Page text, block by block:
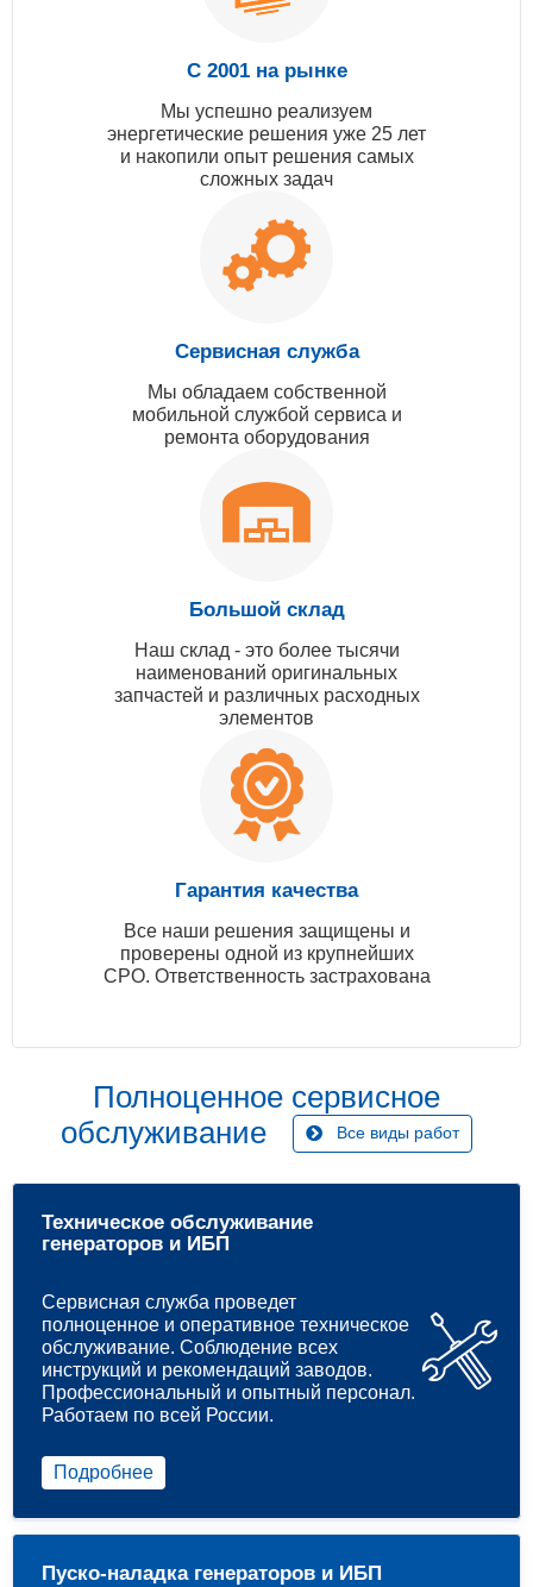
С 2001 на рынке
Мы успешно реализуем
энергетические решения уже 25 лет
и накопили опыт решения самых
сложных задач
Сервисная служба
Мы обладаем собственной
мобильной службой сервиса и
ремонта оборудования
Большой склад
Наш склад - это более тысячи
наименований оригинальных
запчастей и различных расходных
элементов
Гарантия качества
Все наши решения защищены и
проверены одной из крупнейших
СРО. Ответственность застрахована
Полноценное сервисное
обслуживание
Все виды работ
Техническое обслуживание
генераторов и ИБП
Сервисная служба проведет
полноценное и оперативное техническое
обслуживание. Соблюдение всех
инструкций и рекомендаций заводов.
Профессиональный и опытный персонал.
Работаем по всей России.
Подробнее
Пуско-наладка генераторов и ИБП